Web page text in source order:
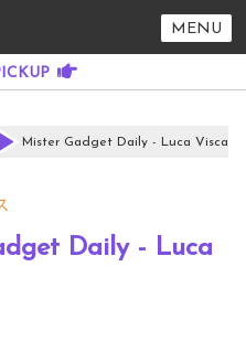
MENU
Mister Gadget Daily - Luca Viscardi
Daily - Luca